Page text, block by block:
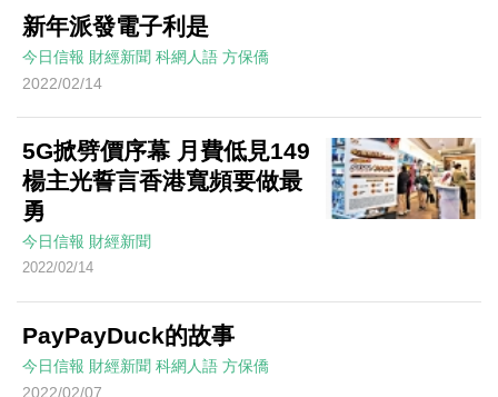
新年派發電子利是
今日信報 財經新聞 科網人語 方保僑
2022/02/14
5G掀劈價序幕 月費低見149
楊主光誓言香港寬頻要做最
勇
今日信報 財經新聞
2022/02/14
PayPayDuck的故事
今日信報 財經新聞 科網人語 方保僑
2022/02/07